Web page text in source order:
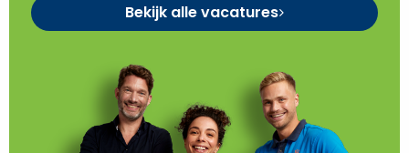
Bekijk alle vacatures